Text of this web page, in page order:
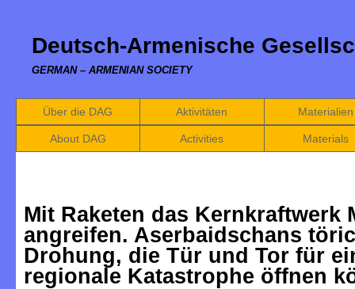
Deutsch-Armenische
GERMAN – ARMENIAN SOCIETY
Über die DAG Aktivitäten Materialien
About DAG Activities Materials
Mit Raketen das Kernkraftwerk
angreifen. Aserbaidschans
Drohung, die Tür und Tor für
regionale Katastrophe öffnen